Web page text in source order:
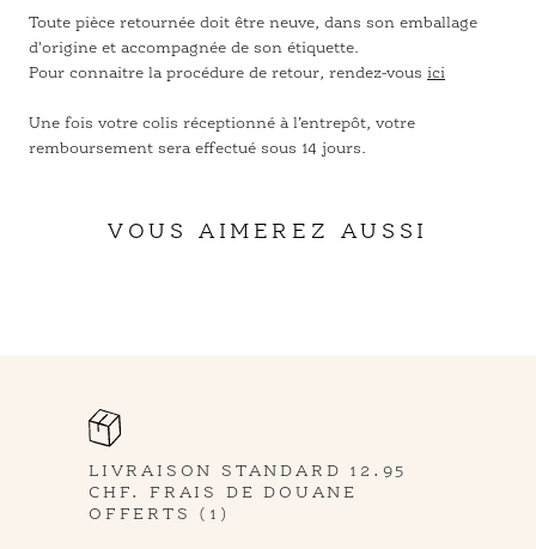
Toute pièce retournée doit être neuve, dans son emballage
d'origine et accompagnée de son étiquette.
Pour connaitre la procédure de retour, rendez-vous ici
Une fois votre colis réceptionné à l’entrepôt, votre
remboursement sera effectué sous 14 jours.
VOUS AIMEREZ AUSSI
LIVRAISON STANDARD 12.95
CHF. FRAIS DE DOUANE
OFFERTS (1)